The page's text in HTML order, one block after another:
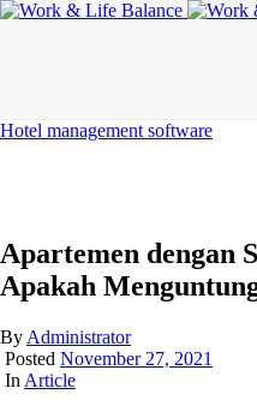
Hotel management software
Apartemen dengan
Apakah
By Administrator
Posted November 27, 2021
In Article